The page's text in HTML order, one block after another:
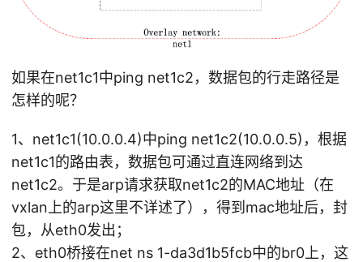
如果在net1c1中ping net1c2，数据包的行走路径是
怎样的呢？
1、net1c1(10.0.0.4)中ping net1c2(10.0.0.5)，根据
net1c1的路由表，数据包可通过直连网络到达
net1c2。于是arp请求获取net1c2的MAC地址（在
vxlan上的arp这里不详述了），得到mac地址后，封
包，从eth0发出；
2、eth0桥接在net ns 1-da3d1b5fcb中的br0上，这